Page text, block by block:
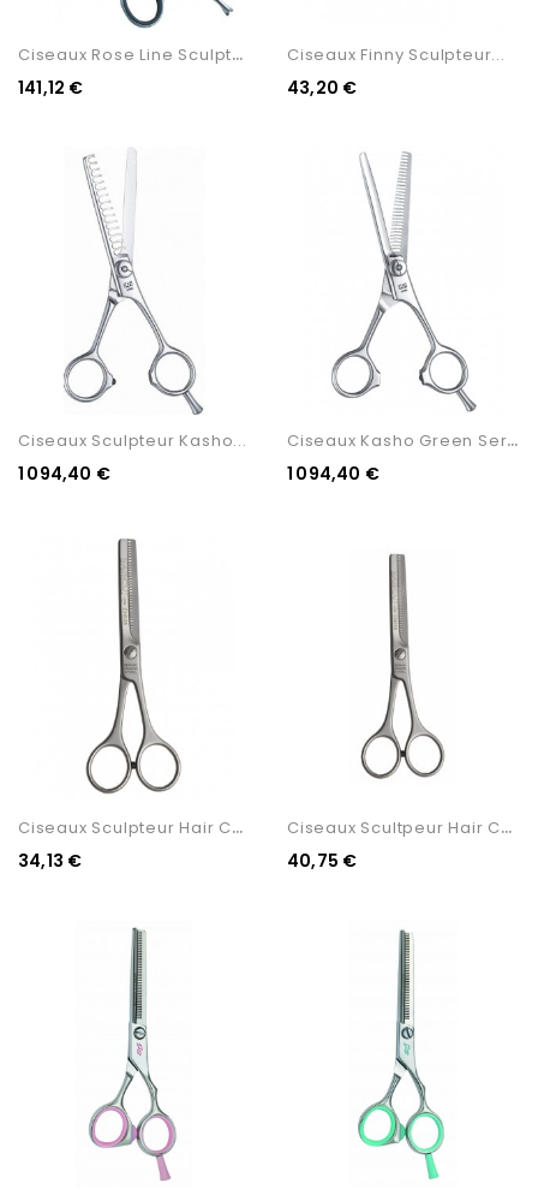
C
Iseaux Rose Line Sculpteur...
141,12 €
Ciseaux Finny Sculpteur...
43,20 €
Ciseaux Sculpteur Kasho...
1 094,40 €
C
Iseaux Kasho Green Series...
1 094,40 €
C
Iseaux Sculpteur Hair Cut...
34,13 €
C
Iseaux Scultpeur Hair Cut...
40,75 €